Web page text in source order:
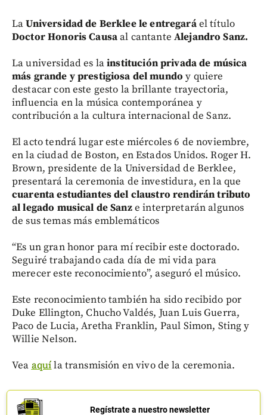
LaUniversidad de Berklee le entregaráel título
Doctor Honoris Causaal cantante Alejandro Sanz.
La universidad es lainstitución privada de música
más grande y prestigiosa del mundo y quiere
destacar con este gesto la brillante trayectoria,
influencia en la música contemporánea y
contribución a la cultura internacional de Sanz.
El acto tendrá lugar este miércoles 6 de noviembre,
en la ciudad de Boston, en Estados Unidos. Roger H.
Brown, presidente de la Universidad de Berklee,
presentará la ceremonia de investidura, en la que
cuarenta estudiantes del claustro rendirán tributo
al legado musical de Sanze interpretarán algunos
de sus temas más emblemáticos
“Es un gran honor para mí recibir este doctorado.
Seguiré trabajando cada día de mi vida para
merecer este reconocimiento”, aseguró el músico.
Este reconocimiento también ha sido recibido por
Duke Ellington, Chucho Valdés, Juan Luis Guerra,
Paco de Lucia, Aretha Franklin, Paul Simon, Sting y
Willie Nelson.
Vea aquíla transmisión en vivo de la ceremonia.
Regístrate a nuestro newsletter